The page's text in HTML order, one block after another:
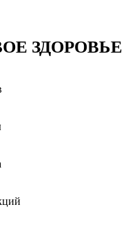
ЗДОРОВЬЕ